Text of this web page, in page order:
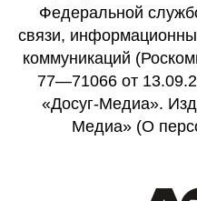
Федеральной
связи,
коммуникаций
77—71066 от
«Досуг-Медиа».
Медиа» (О